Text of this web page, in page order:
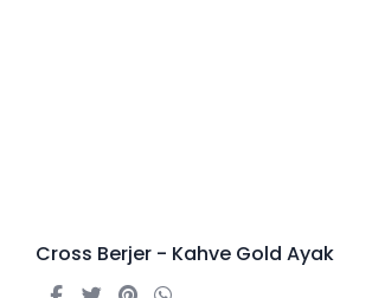
Cross Berjer - Kahve Gold Ayak